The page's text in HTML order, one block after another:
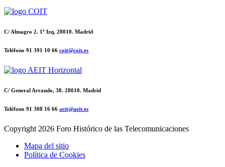
C/ Almagro 2. 1º Izq. 28010. Madrid
Teléfono 91 391 10 66 coit@coit.es
C/ General Arrando, 38. 28010. Madrid
Teléfono 91 308 16 66 aeit@aeit.es
Copyright 2026 Foro Histórico de las Telecomunicaciones
Mapa del sitio
Política de Cookies